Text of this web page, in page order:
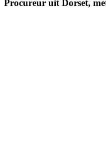
Procureur uit Dorset,